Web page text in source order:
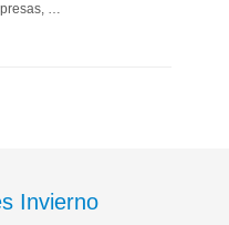
…
Invierno